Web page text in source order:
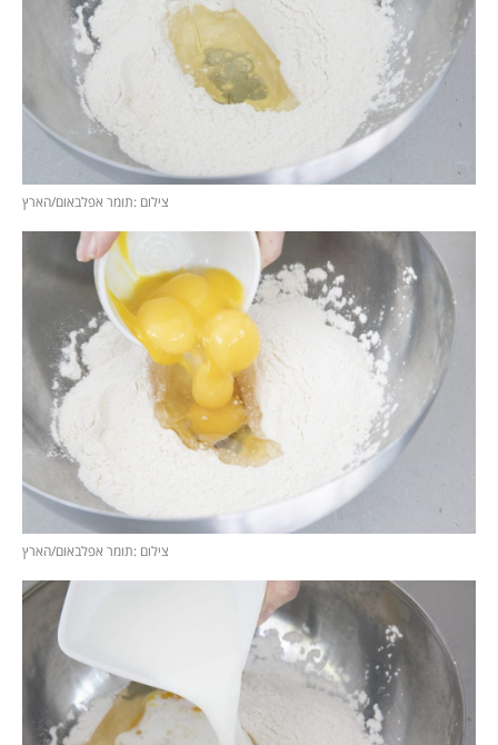
צילום :תומר אפלבאום/הארץ
צילום :תומר אפלבאום/הארץ